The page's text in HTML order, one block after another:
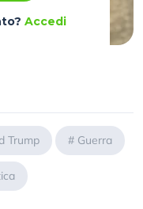
Accedi
Trump # Guerra